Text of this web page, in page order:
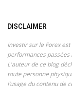
DISCLAIMER
Investir sur le Forex
performances
L'auteur de ce blog
toute personne
l’usage du contenu de